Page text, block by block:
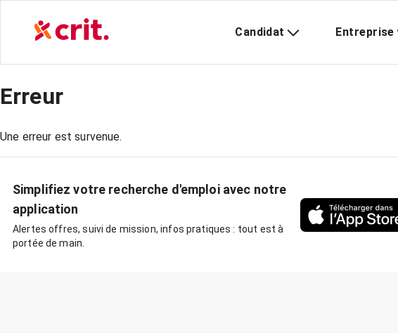
Candidat Entreprise
Erreur
Une erreur est survenue.
Simplifiez votre recherche d'emploi avec notre
application
Alertes offres, suivi de mission, infos pratiques : tout est à
portée de main.